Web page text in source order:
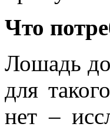
Что
Лошадь
для
нет –